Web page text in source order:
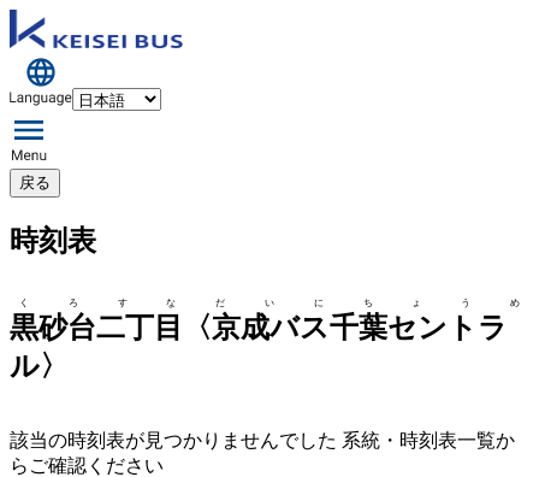
戻る
時刻表
黒砂台二丁目〈京成バス千葉セントラ
ル〉
くろすなだいにちょうめ
該当の時刻表が見つかりませんでした 系統・時刻表一覧か
らご確認ください